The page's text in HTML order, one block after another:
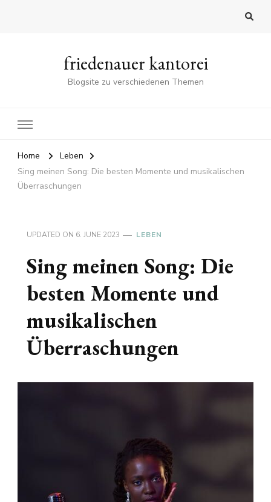
friedenauer kantorei
Blogsite zu verschiedenen Themen
Home
Leben
Sing meinen Song: Die besten Momente und musikalischen
Überraschungen
UPDATED ON 6. JUNE 2023 LEBEN
Sing meinen Song: Die
besten Momente und
musikalischen
Überraschungen